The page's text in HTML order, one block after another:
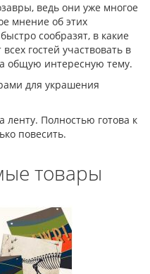
ведь они уже многое
мнение об этих
сообразят, в какие
гостей участвовать в
общую интересную тему.
для украшения
Полностью готова к
повесить.
товары